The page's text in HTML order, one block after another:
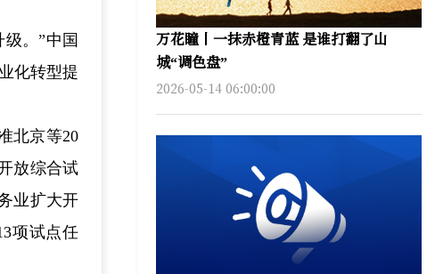
。”中国
化转型提
北京等20
放综合试
业扩大开
项试点任
万花瞳丨一抹赤橙青蓝 是谁打翻了山
城“调色盘”
2026-05-14 06:00:00